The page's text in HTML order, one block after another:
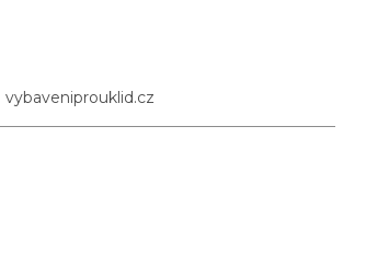
vybaveniprouklid.cz